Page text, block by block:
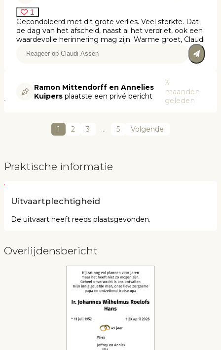
1
Gecondoleerd met dit grote verlies. Veel sterkte. Dat
de dag van het afscheid, naast al het verdriet, ook een
waardevolle herinnering mag zijn. Warme groet, Claudi
Ramon Mittendorff en Annelies
Kuipers plaatste een privé bericht
3
maanden
geleden
1 2 3 … 5 Volgende
Praktische informatie
Uitvaartplechtigheid
De uitvaart heeft reeds plaatsgevonden.
Overlijdensbericht